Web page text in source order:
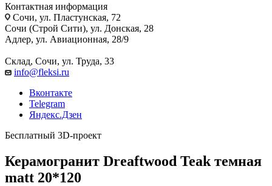
Контактная информация
Сочи, ул. Пластунская, 72
Сочи (Строй Сити), ул. Донская, 28
Адлер, ул. Авиационная, 28/9
Склад, Сочи, ул. Труда, 33
info@fleksi.ru
Вконтакте
Telegram
Яндекс.Дзен
Бесплатный 3D-проект
Керамогранит Dreaftwood Teak темная
matt 20*120